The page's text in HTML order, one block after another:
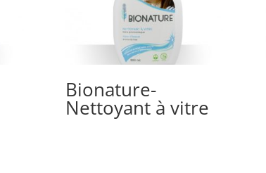
Bionature-
Nettoyant à vitre